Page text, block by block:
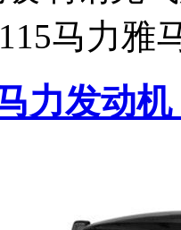
马力雅
力发动